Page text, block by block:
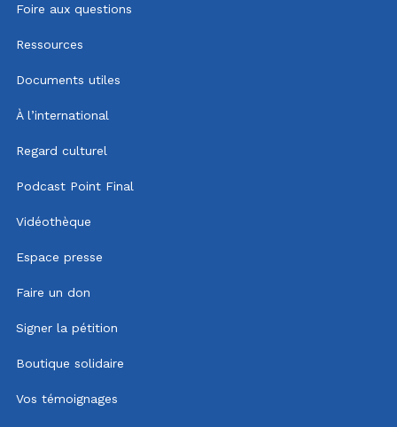
Foire aux questions
Ressources
Documents utiles
À l’international
Regard culturel
Podcast Point Final
Vidéothèque
Espace presse
Faire un don
Signer la pétition
Boutique solidaire
Vos témoignages